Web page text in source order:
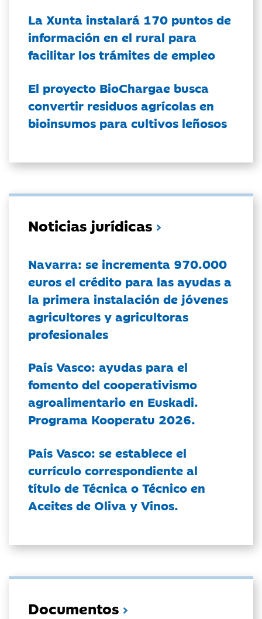
La Xunta instalará 170 puntos de
información en el rural para
facilitar los trámites de empleo
El proyecto BioChargae busca
convertir residuos agrícolas en
bioinsumos para cultivos leñosos
Noticias jurídicas
Navarra: se incrementa 970.000
euros el crédito para las ayudas a
la primera instalación de jóvenes
agricultores y agricultoras
profesionales
País Vasco: ayudas para el
fomento del cooperativismo
agroalimentario en Euskadi.
Programa Kooperatu 2026.
País Vasco: se establece el
currículo correspondiente al
título de Técnica o Técnico en
Aceites de Oliva y Vinos.
Documentos